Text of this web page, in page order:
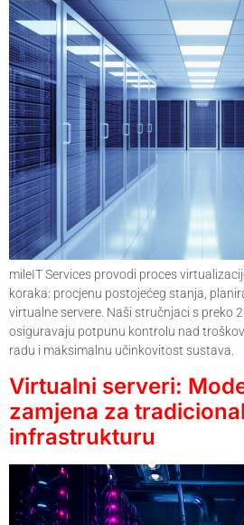
mileIT Services provodi proces
koraka: procjenu postojećeg stanja,
virtualne servere. Naši stručnjaci s preko
osiguravaju potpunu kontrolu nad
radu i maksimalnu učinkovitost sustava.
Virtualni serveri:
zamjena za
infrastrukturu